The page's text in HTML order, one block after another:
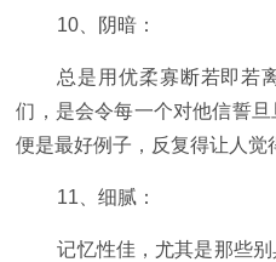
10、阴暗：
总是用优柔寡断若即若
们，是会令每一个对他信誓
便是最好例子，反复得让人觉
11、细腻：
记忆性佳，尤其是那些